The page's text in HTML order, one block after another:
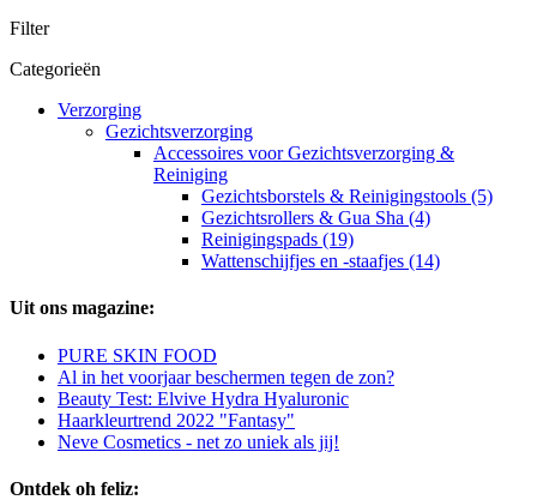
Filter
Categorieën
Verzorging
Gezichtsverzorging
Accessoires voor Gezichtsverzorging &
Reiniging
Gezichtsborstels & Reinigingstools (5)
Gezichtsrollers & Gua Sha (4)
Reinigingspads (19)
Wattenschijfjes en -staafjes (14)
Uit ons magazine:
PURE SKIN FOOD
Al in het voorjaar beschermen tegen de zon?
Beauty Test: Elvive Hydra Hyaluronic
Haarkleurtrend 2022 "Fantasy"
Neve Cosmetics - net zo uniek als jij!
Ontdek oh feliz: